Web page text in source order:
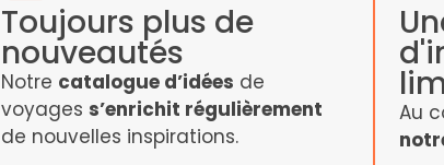
Toujours plus de
nouveautés
Notre catalogue d’idées de
voyages s’enrichit régulièrement
de nouvelles inspirations.
Au